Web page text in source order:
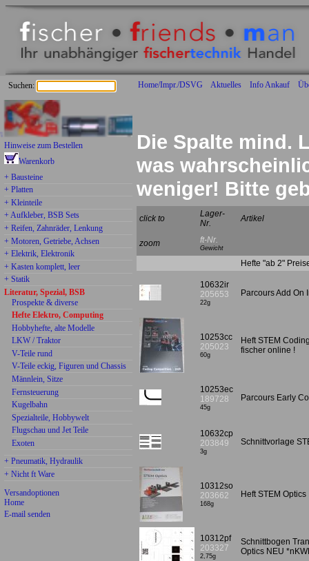
Home/Impr./DSVG Aktuelles Info Ankauf
Suchen:
Hinweise zum Bestellen
Warenkorb
+ Bausteine
+ Platten
+ Kleinteile
+ Aufkleber, BSB Sets
+ Reifen, Zahnräder, Lenkung
+ Motoren, Getriebe, Achsen
+ Elektrik, Elektronik
+ Kasten komplett, leer
+ Statik
Literatur, Spezial, BSB
Prospekte & diverse
Hefte Elektro, Computing
Hobbyhefte, alte Modelle
LKW / Traktor
V-Teile rund
V-Teile eckig, Figuren und Chassis
Männlein, Sitze
Fernsteuerung
Kugelbahn
Spezialteile, Hobbywelt
Flugschau und Jet Teile
Exoten
+ Pneumatik, Hydraulik
+ Nicht ft Ware
Versandoptionen
Home
E-mail senden
Die Spalte mind.
was
weniger! Bitte
click to
Lager-
Nr.
Artikel
zoom ft-Nr.
Gewicht
Hefte "ab 2"
10632ir
205653
22g
Parcours Add On
10253cc
205023
60g
Heft STEM
fischer online !
10253ec
189728
45g
Parcours Early
10632cp
203849
3g
Schnittvorlage
10312so
203662
168g
Heft STEM
10312pf
203327
2,75g
Schnittbogen
Optics NEU